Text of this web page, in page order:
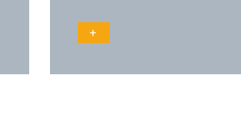
+